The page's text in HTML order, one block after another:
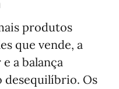
produtos
que vende, a
a balança
desequilíbrio. Os